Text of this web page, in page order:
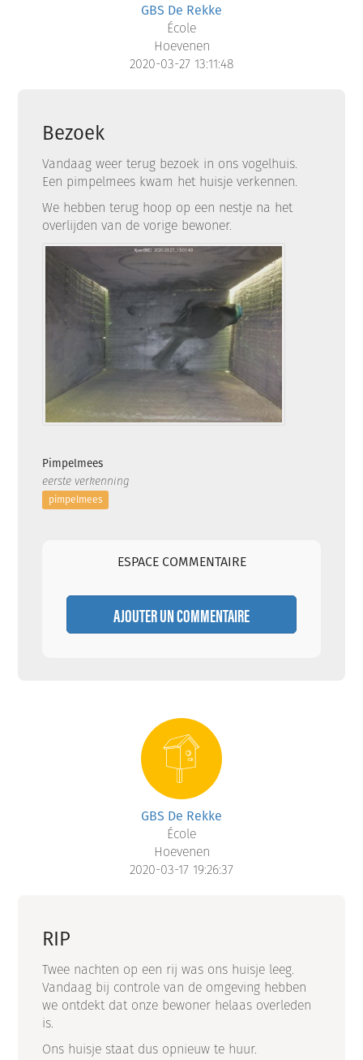
GBS De Rekke
École
Hoevenen
2020-03-27 13:11:48
Bezoek
Vandaag weer terug bezoek in ons vogelhuis.
Een pimpelmees kwam het huisje verkennen.
We hebben terug hoop op een nestje na het
overlijden van de vorige bewoner.
Pimpelmees
eerste verkenning
pimpelmees
ESPACE COMMENTAIRE
AJOUTER UN COMMENTAIRE
GBS De Rekke
École
Hoevenen
2020-03-17 19:26:37
RIP
Twee nachten op een rij was ons huisje leeg.
Vandaag bij controle van de omgeving hebben
we ontdekt dat onze bewoner helaas overleden
is.
Ons huisje staat dus opnieuw te huur.